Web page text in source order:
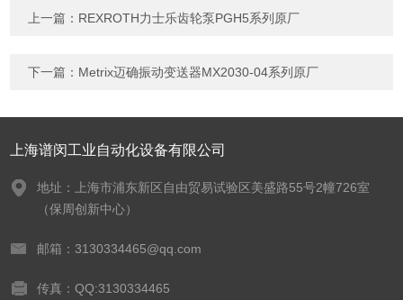
上一篇： REXROTH力士乐齿轮泵PGH5系列原厂
下一篇： Metrix迈确振动变送器MX2030-04系列原厂
上海谱闵工业自动化设备有限公司
地址：上海市浦东新区自由贸易试验区美盛路55号2幢726室
（保周创新中心）
邮箱：3130334465@qq.com
传真：QQ:3130334465